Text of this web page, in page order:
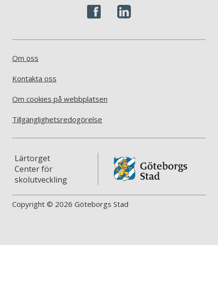
Om oss
Kontakta oss
Om cookies på webbplatsen
Tillgänglighetsredogörelse
Lärtorget
Center för
skolutveckling
Copyright © 2026 Göteborgs Stad